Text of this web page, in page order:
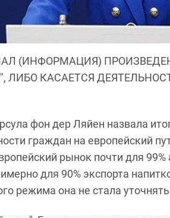
(ИНФОРМАЦИЯ)
ЛИБО КАСАЕТСЯ
фон дер Ляйен назвала
граждан на европейский
рынок почти для 99%
для 90% экспорта
режима она не стала